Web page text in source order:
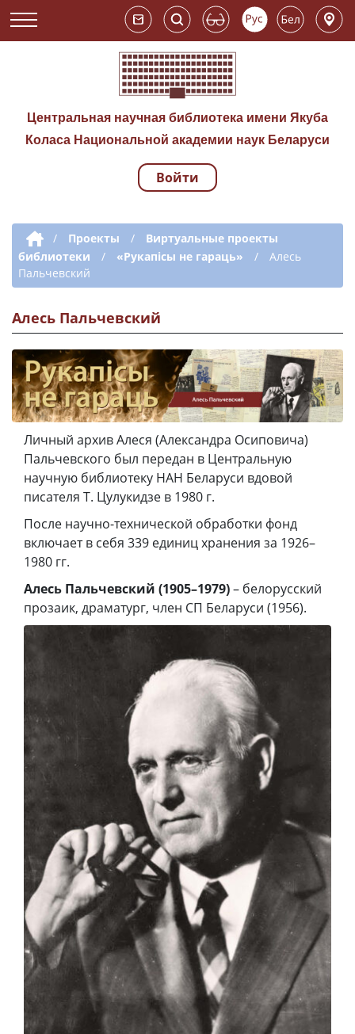
Центральная научная библиотека имени Якуба
Коласа Национальной академии наук Беларуси
Навигация по
Войти
Дополнительная навигация
/ Проекты /
Виртуальные проекты
библиотеки
/ «Рукапісы не гараць» /
Алесь
Пальчевский
Алесь Пальчевский
Личный архив Алеся (Александра Осиповича)
Пальчевского был передан в Центральную
научную библиотеку НАН Беларуси вдовой
писателя Т. Цулукидзе в 1980 г.
После научно-технической обработки фонд
включает в себя 339 единиц хранения за 1926–
1980 гг.
Алесь Пальчевский (1905–1979)– белорусский
прозаик, драматург, член СП Беларуси (1956).